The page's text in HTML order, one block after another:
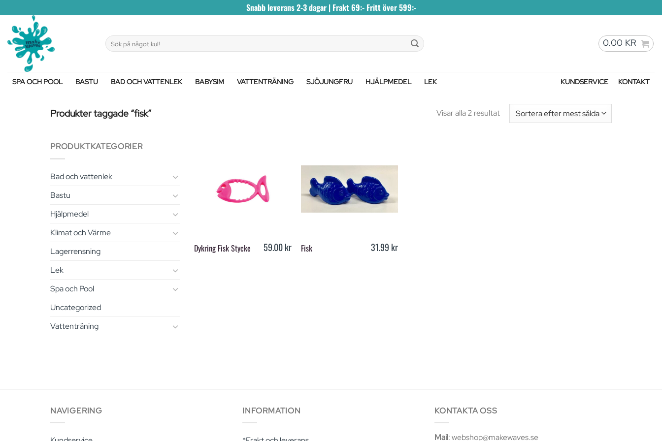
to
content
Snabb leverans 2-3 dagar | Frakt 69:- Fritt över 599:-
Sök
efter:
0.00 KR
SPA OCH POOL BASTU BAD OCH VATTENLEK BABYSIM VATTENTRÄNING SJÖJUNGFRU HJÄLPMEDEL LEK KUNDSERVICE KONTAKT
Produkter taggade “fisk” Visar alla 2 resultat
PRODUKTKATEGORIER
Bad och vattenlek
Bastu
Hjälpmedel
Klimat och Värme
Lagerrensning
Lek
Spa och Pool
Uncategorized
Vattenträning
Dykring Fisk Stycke 59.00kr Fisk 31.99 kr
NAVIGERING INFORMATION KONTAKTA OSS
Mail: webshop@makewaves.se